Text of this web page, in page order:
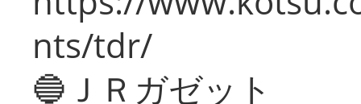
nts/tdr/
🔵ＪＲガゼット